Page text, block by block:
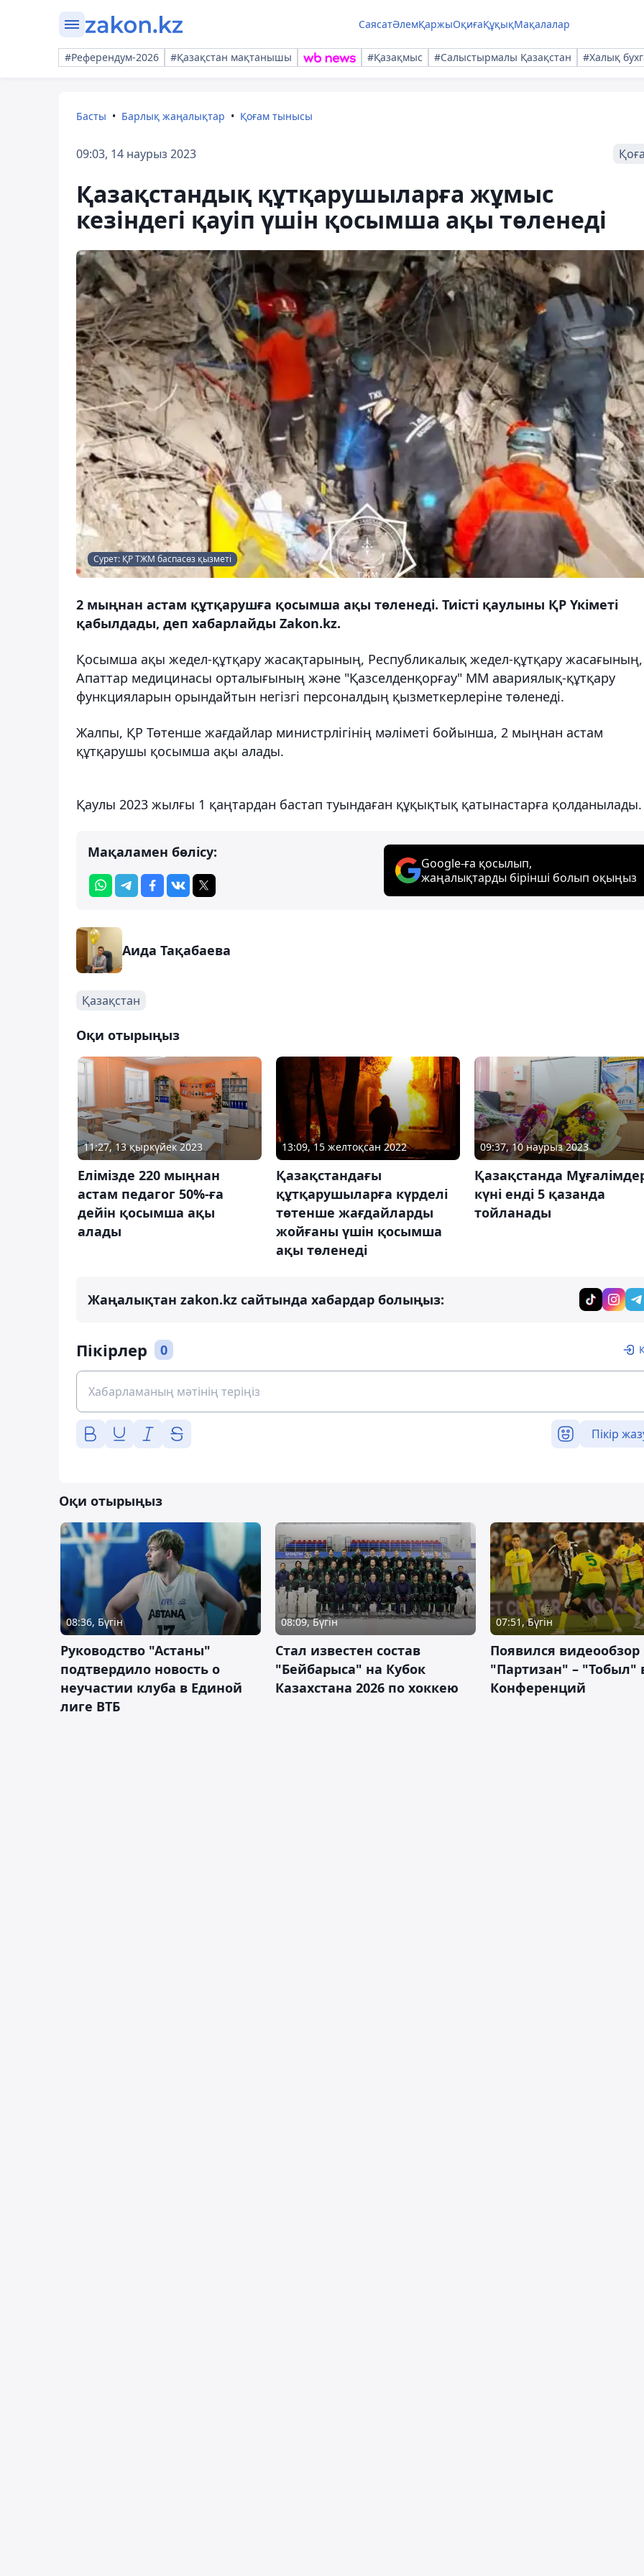
СаясатӘлемҚаржыОқиғаҚұқықМақалалар
#Референдум-2026 #Қазақстан мақтанышы #Қазақмыс #Салыстырмалы Қазақстан #Халық
Басты Барлық жаңалықтар Қоғам тынысы
09:03, 14 наурыз 2023
Қазақстандық құтқарушыларға жұмыс
кезіндегі қауіп үшін қосымша ақы төленеді
Сурет: ҚР ТЖМ баспасөз қызметі
2 мыңнан астам құтқарушға қосымша ақы төленеді. Тиісті қаулыны ҚР Үкіметі
қабылдады, деп хабарлайды Zakon.kz.
Қосымша ақы жедел-құтқару жасақтарының, Республикалық жедел-құтқару жасағының,
Апаттар медицинасы орталығының және "Қазселденқорғау" ММ авариялық-құтқару
функцияларын орындайтын негізгі персоналдың қызметкерлеріне төленеді.
Жалпы, ҚР Төтенше жағдайлар министрлігінің мәліметі бойынша, 2 мыңнан астам
құтқарушы қосымша ақы алады.
Қаулы 2023 жылғы 1 қаңтардан бастап туындаған құқықтық қатынастарға қолданылады.
Мақаламен бөлісу:
Google-ға қосылып,
жаңалықтарды бірінші болып оқыңыз
Аида Тақабаева
Қазақстан
Оқи отырыңыз
11:27, 13 қыркүйек 2023
Елімізде 220 мыңнан
астам педагог 50%-ға
дейін қосымша ақы
алады
13:09, 15 желтоқсан 2022
Қазақстандағы
құтқарушыларға күрделі
төтенше жағдайларды
жойғаны үшін қосымша
ақы төленеді
09:37, 10 наурыз 2023
Қазақстанда
күні енді 5 қазанда
тойланады
Жаңалықтан zakon.kz сайтында хабардар болыңыз:
Пікірлер 0
Пікір
Оқи отырыңыз
08:36, Бүгін
Руководство "Астаны"
подтвердило новость о
неучастии клуба в Единой
лиге ВТБ
08:09, Бүгін
Стал известен состав
"Бейбарыса" на Кубок
Казахстана 2026 по хоккею
07:51, Бүгін
Появился
"Партизан" – "Тобыл"
Конференций